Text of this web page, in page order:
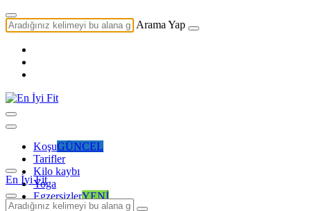
Arama Yap
KoşuGÜNCEL
Tarifler
Kilo kaybı
Yoga
EgzersizlerYENİ
En İyi Fit